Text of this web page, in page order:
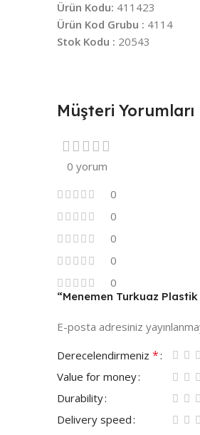
Ürün Kodu: 411423
Ürün Kod Grubu : 4114
Stok Kodu : 20543
Müşteri Yorumları
0 yorum
0
0
0
0
0
“Menemen Turkuaz
E-posta adresiniz
Derecelendirmeniz *
Value for money
Durability
Delivery speed